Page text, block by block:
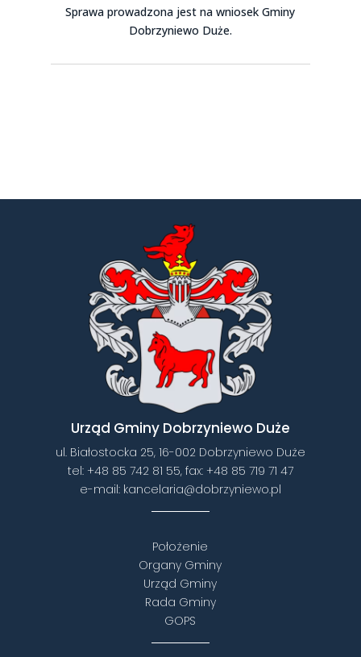
Sprawa prowadzona jest na wniosek Gminy
Dobrzyniewo Duże.
Urząd Gminy Dobrzyniewo Duże
ul. Białostocka 25, 16-002 Dobrzyniewo Duże
tel: +48 85 742 81 55, fax: +48 85 719 71 47
e-mail: kancelaria@dobrzyniewo.pl
Położenie
Organy Gminy
Urząd Gminy
Rada Gminy
GOPS